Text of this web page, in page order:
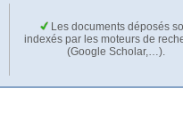
Les documents déposés
indexés par les moteurs de
(Google Scholar,…).